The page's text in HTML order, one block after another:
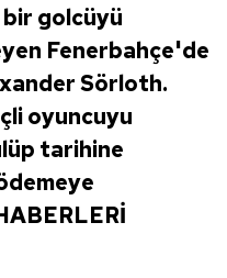
bir golcüyü
Fenerbahçe'de
Sörloth.
oyuncuyu
tarihine